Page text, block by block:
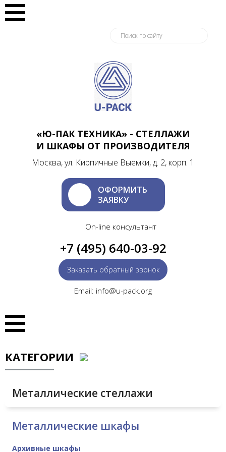
«Ю-ПАК ТЕХНИКА» - СТЕЛЛАЖИ
И ШКАФЫ ОТ ПРОИЗВОДИТЕЛЯ
Москва, ул. Кирпичные Выемки, д. 2, корп. 1
ОФОРМИТЬ
ЗАЯВКУ
On-line консультант
+7 (495) 640-03-92
Заказать обратный звонок
Email: info@u-pack.org
КАТЕГОРИИ
Металлические стеллажи
Металлические шкафы
Архивные шкафы